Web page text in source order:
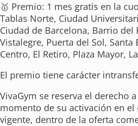
🥇 Premio: 1 mes gratis en la
Tablas Norte, Ciudad
Ciudad de Barcelona, Barrio del
Vistalegre, Puerta del Sol, Santa
Centro, El Retiro, Plaza Mayor,
El premio tiene carácter
VivaGym se reserva el derecho
momento de su activación en
vigente, dentro de la oferta